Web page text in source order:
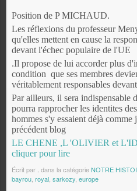
Position de P MICHAUD.
Les réflexions du professeur
qu'elles mettent en cause la
devant l'échec populaire de l'UE
.Il propose de lui accorder plus
condition que ses membres
véritablement responsables
Par ailleurs, il sera indispensable
pourra rapprocher les identites
hommes s'y essaient déjà comme
précédent blog
LE CHENE ,L 'OLIVIER et
cliquer pour lire
Écrit par . dans la catégorieNOTRE
bayrou, royal, sarkozy, europe